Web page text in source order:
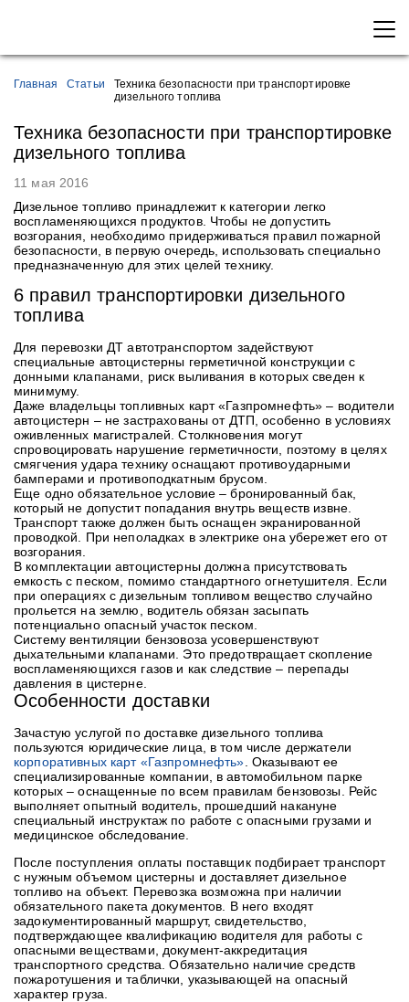
Главная Статьи
Техника безопасности при транспортировке
дизельного топлива
Техника безопасности при транспортировке
дизельного топлива
11 мая 2016
Дизельное топливо принадлежит к категории легко
воспламеняющихся продуктов. Чтобы не допустить
возгорания, необходимо придерживаться правил пожарной
безопасности, в первую очередь, использовать специально
предназначенную для этих целей технику.
6 правил транспортировки дизельного
топлива
Для перевозки ДТ автотранспортом задействуют
специальные автоцистерны герметичной конструкции с
донными клапанами, риск выливания в которых сведен к
минимуму.
Даже владельцы топливных карт «Газпромнефть» – водители
автоцистерн – не застрахованы от ДТП, особенно в условиях
оживленных магистралей. Столкновения могут
спровоцировать нарушение герметичности, поэтому в целях
смягчения удара технику оснащают противоударными
бамперами и противоподкатным брусом.
Еще одно обязательное условие – бронированный бак,
который не допустит попадания внутрь веществ извне.
Транспорт также должен быть оснащен экранированной
проводкой. При неполадках в электрике она убережет его от
возгорания.
В комплектации автоцистерны должна присутствовать
емкость с песком, помимо стандартного огнетушителя. Если
при операциях с дизельным топливом вещество случайно
прольется на землю, водитель обязан засыпать
потенциально опасный участок песком.
Систему вентиляции бензовоза усовершенствуют
дыхательными клапанами. Это предотвращает скопление
воспламеняющихся газов и как следствие – перепады
давления в цистерне.
Особенности доставки
Зачастую услугой по доставке дизельного топлива
пользуются юридические лица, в том числе держатели
корпоративных карт «Газпромнефть» . Оказывают ее
специализированные компании, в автомобильном парке
которых – оснащенные по всем правилам бензовозы. Рейс
выполняет опытный водитель, прошедший накануне
специальный инструктаж по работе с опасными грузами и
медицинское обследование.
После поступления оплаты поставщик подбирает транспорт
с нужным объемом цистерны и доставляет дизельное
топливо на объект. Перевозка возможна при наличии
обязательного пакета документов. В него входят
задокументированный маршрут, свидетельство,
подтверждающее квалификацию водителя для работы с
опасными веществами, документ-аккредитация
транспортного средства. Обязательно наличие средств
пожаротушения и таблички, указывающей на опасный
характер груза.